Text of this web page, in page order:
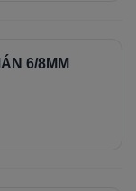
6/8MM